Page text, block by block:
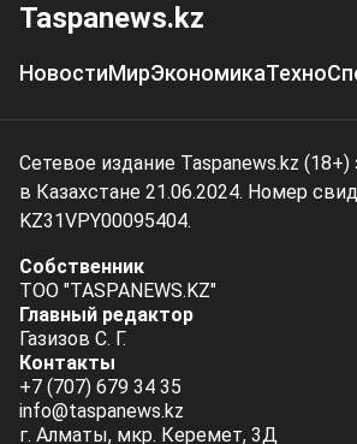
Taspanews.kz
НовостиМирЭкономикаТехно
Сетевое издание Taspanews.kz (18+)
в Казахстане 21.06.2024. Номер
KZ31VPY00095404.
Собственник
ТОО "TASPANEWS.KZ"
Главный редактор
Газизов С. Г.
Контакты
+7 (707) 679 34 35
info@taspanews.kz
г. Алматы, мкр. Керемет, 3Д